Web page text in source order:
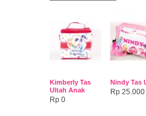
Kimberly Tas
Ultah Anak
Rp 0
Nindy Tas
Rp 25.000